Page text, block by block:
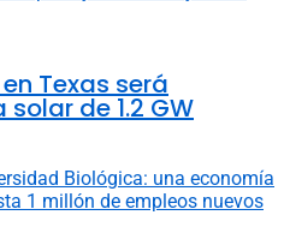
Texas será
de 1.2 GW